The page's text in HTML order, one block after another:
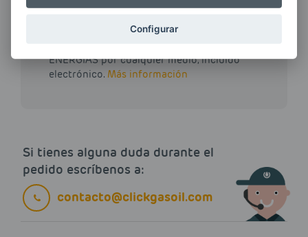
ENERGIAS por cualquier medio, incluido
electrónico. Más información
Si tienes alguna duda durante el
pedido escríbenos a:
contacto@clickgasoil.com
Configurar